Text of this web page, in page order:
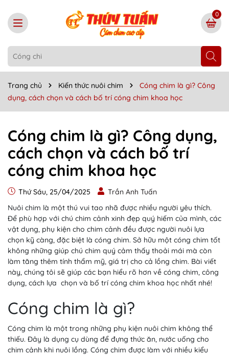
0
Trang chủ Kiến thức nuôi chim
Cóng chim là gì? Công
dụng, cách chọn và cách bố trí cóng chim khoa học
Cóng chim là gì? Công dụng,
cách chọn và cách bố trí
cóng chim khoa học
Thứ Sáu, 25/04/2025
Trần Anh Tuấn
Nuôi chim là một thú vui tao nhã được nhiều người yêu thích.
Để phù hợp với chú chim cảnh xinh đẹp quý hiếm của mình, các
vật dụng, phụ kiện cho chim cảnh đều được người nuôi lựa
chọn kỹ càng, đặc biệt là cóng chim. Sở hữu một cóng chim tốt
không những giúp chú chim quý cảm thấy thoải mái mà còn
làm tăng thêm tính thẩm mỹ, giá trị cho cả lồng chim. Bài viết
này, chúng tôi sẽ giúp các bạn hiểu rõ hơn về cóng chim, công
dụng, cách lựa chọn và bố trí cóng chim khoa học nhất nhé!
Cóng chim là gì?
Cóng chim là một trong những phụ kiện nuôi chim không thể
thiếu. Đây là dụng cụ dùng để đựng thức ăn, nước uống cho
chim cảnh khi nuôi lồng. Cóng chim được làm với nhiều kiểu